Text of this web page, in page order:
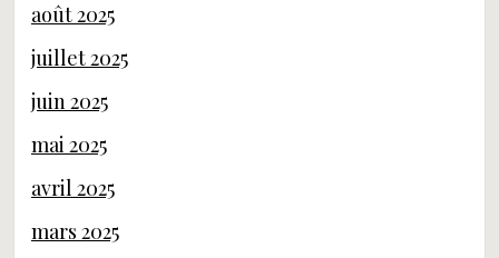
août 2025
juillet 2025
juin 2025
mai 2025
avril 2025
mars 2025